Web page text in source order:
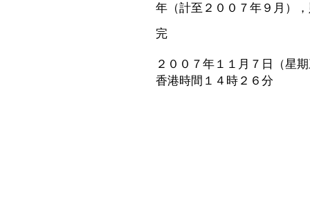
年（計至２００７年９月）
完
２００７年１１月７日（星
香港時間１４時２６分